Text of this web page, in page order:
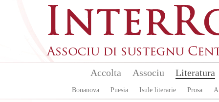
Accolta Associu Literatura
Bonanova Puesia Isule literarie Prosa